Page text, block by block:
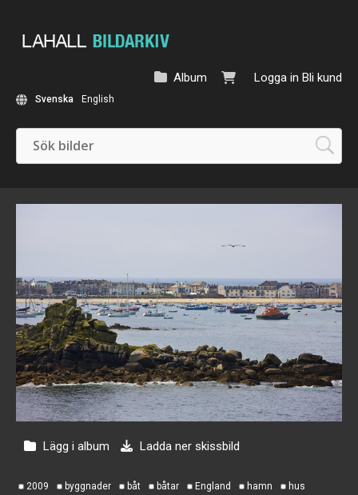
Logga in Bli kund
Album
Svenska English
Lägg i album Ladda ner skissbild
2009 byggnader båt båtar England hamn
hus